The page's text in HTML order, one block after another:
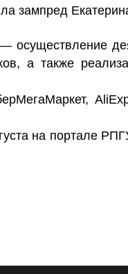
зампред
осуществление
а также
на портале